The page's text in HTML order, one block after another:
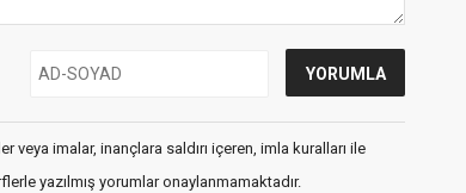
veya imalar, inançlara saldırı içeren, imla kuralları ile
yazılmış yorumlar onaylanmamaktadır.